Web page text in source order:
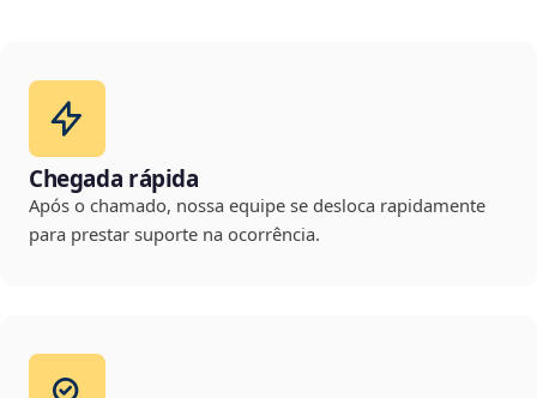
Chegada rápida
Após o chamado, nossa equipe se desloca rapidamente
para prestar suporte na ocorrência.